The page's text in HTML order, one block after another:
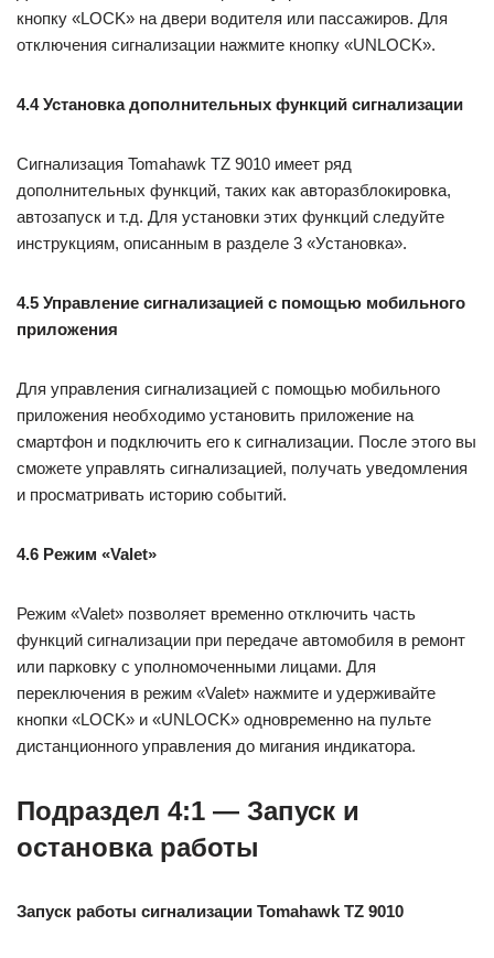
кнопку «LOCK» на двери водителя или пассажиров. Для
отключения сигнализации нажмите кнопку «UNLOCK».
4.4 Установка дополнительных функций сигнализации
Сигнализация Tomahawk TZ 9010 имеет ряд
дополнительных функций, таких как авторазблокировка,
автозапуск и т.д. Для установки этих функций следуйте
инструкциям, описанным в разделе 3 «Установка».
4.5 Управление сигнализацией с помощью мобильного
приложения
Для управления сигнализацией с помощью мобильного
приложения необходимо установить приложение на
смартфон и подключить его к сигнализации. После этого вы
сможете управлять сигнализацией, получать уведомления
и просматривать историю событий.
4.6 Режим «Valet»
Режим «Valet» позволяет временно отключить часть
функций сигнализации при передаче автомобиля в ремонт
или парковку с уполномоченными лицами. Для
переключения в режим «Valet» нажмите и удерживайте
кнопки «LOCK» и «UNLOCK» одновременно на пульте
дистанционного управления до мигания индикатора.
Подраздел 4:1 — Запуск и
остановка работы
Запуск работы сигнализации Tomahawk TZ 9010